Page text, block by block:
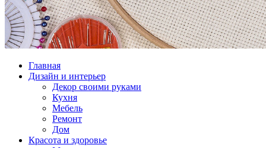
Главная
Дизайн и интерьер
Декор своими руками
Кухня
Мебель
Ремонт
Дом
Красота и здоровье